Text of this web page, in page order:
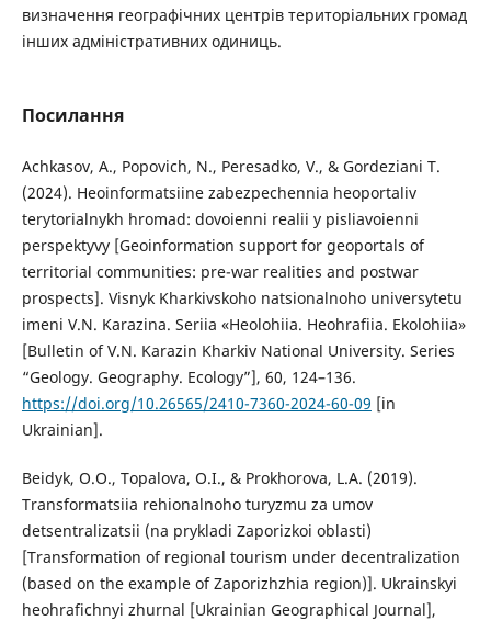
визначення географічних центрів територіальних громад
інших адміністративних одиниць.
Посилання
Achkasov, A., Popovich, N., Peresadko, V., & Gordeziani T.
(2024). Heoinformatsiine zabezpechennia heoportaliv
terytorialnykh hromad: dovoienni realii y pisliavoienni
perspektyvy [Geoinformation support for geoportals of
territorial communities: pre-war realities and postwar
prospects]. Visnyk Kharkivskoho natsionalnoho universytetu
imeni V.N. Karazina. Seriia «Heolohiia. Heohrafiia. Ekolohiia»
[Bulletin of V.N. Karazin Kharkiv National University. Series
“Geology. Geography. Ecology”], 60, 124–136.
https://doi.org/10.26565/2410-7360-2024-60-09 [in
Ukrainian].
Beidyk, O.O., Topalova, O.I., & Prokhorova, L.A. (2019).
Transformatsiia rehionalnoho turyzmu za umov
detsentralizatsii (na prykladi Zaporizkoi oblasti)
[Transformation of regional tourism under decentralization
(based on the example of Zaporizhzhia region)]. Ukrainskyi
heohrafichnyi zhurnal [Ukrainian Geographical Journal],